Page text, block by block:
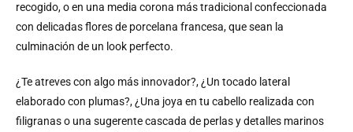
recogido, o en una media corona más tradicional confeccionada
con delicadas flores de porcelana francesa, que sean la
culminación de un look perfecto.
¿Te atreves con algo más innovador?, ¿Un tocado lateral
elaborado con plumas?, ¿Una joya en tu cabello realizada con
filigranas o una sugerente cascada de perlas y detalles marinos